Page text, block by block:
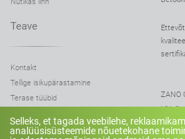
Teave
Kontakt
Tellige isikupärastamine
Terase tüübid
Puiduasendajad
ZANO
kõik
Selleks, et tagada veebilehe,
analüüsisüsteemide nõuetekohane